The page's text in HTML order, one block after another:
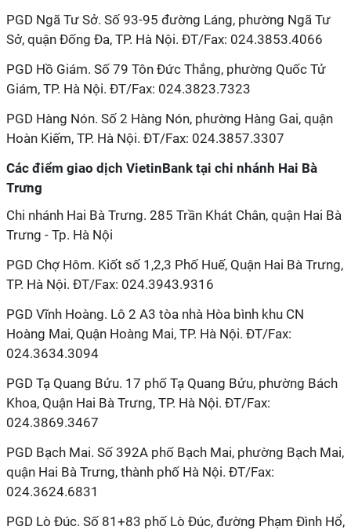
PGD Ngã Tư Sở. Số 93-95 đường Láng, phường Ngã Tư
Sở, quận Đống Đa, TP. Hà Nội. ĐT/Fax: 024.3853.4066
PGD Hồ Giám. Số 79 Tôn Đức Thắng, phường Quốc Tử
Giám, TP. Hà Nội. ĐT/Fax: 024.3823.7323
PGD Hàng Nón. Số 2 Hàng Nón, phường Hàng Gai, quận
Hoàn Kiếm, TP. Hà Nội. ĐT/Fax: 024.3857.3307
Các điểm giao dịch VietinBank tại chi nhánh Hai Bà
Trưng
Chi nhánh Hai Bà Trưng. 285 Trần Khát Chân, quận Hai Bà
Trưng - Tp. Hà Nội
PGD Chợ Hôm. Kiốt số 1,2,3 Phố Huế, Quận Hai Bà Trưng,
TP. Hà Nội. ĐT/Fax: 024.3943.9316
PGD Vĩnh Hoàng. Lô 2 A3 tòa nhà Hòa bình khu CN
Hoàng Mai, Quận Hoàng Mai, TP. Hà Nội. ĐT/Fax:
024.3634.3094
PGD Tạ Quang Bửu. 17 phố Tạ Quang Bửu, phường Bách
Khoa, Quận Hai Bà Trưng, TP. Hà Nội. ĐT/Fax:
024.3869.3467
PGD Bạch Mai. Số 392A phố Bạch Mai, phường Bạch Mai,
quận Hai Bà Trưng, thành phố Hà Nội. ĐT/Fax:
024.3624.6831
PGD Lò Đúc. Số 81+83 phố Lò Đúc, đường Phạm Đình Hổ,